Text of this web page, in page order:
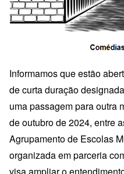
Informamos que estão
de curta duração
uma passagem para outra
de outubro de 2024, entre
Agrupamento de Escolas
organizada em parceria